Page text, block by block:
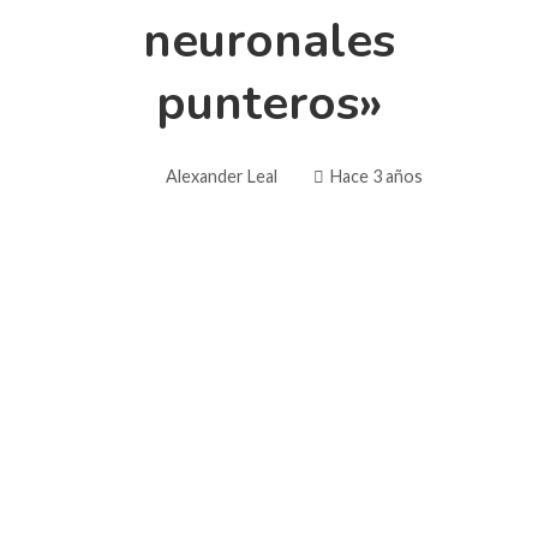
neuronales
punteros»
Alexander Leal Hace 3 años